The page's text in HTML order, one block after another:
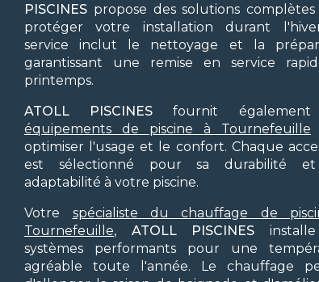
PISCINES propose des solutions
protéger votre installation durant
service inclut le nettoyage et la
garantissant une remise en service
printemps.
ATOLL PISCINES fournit également
équipements de piscine à Tournefeuille
optimiser l'usage et le confort. Chaque
est sélectionné pour sa durabilité
adaptabilité à votre piscine.
Votre spécialiste du chauffage de
Tournefeuille, ATOLL PISCINES
systèmes performants pour une
agréable toute l'année. Le chauffage